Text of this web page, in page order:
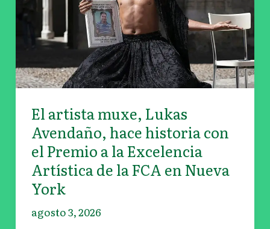
El artista muxe, Lukas
Avendaño, hace historia con
el Premio a la Excelencia
Artística de la FCA en Nueva
York
agosto 3, 2026
hace
historia
con
el
Premio
la
Excelencia
Artística
de
la
FCA
en